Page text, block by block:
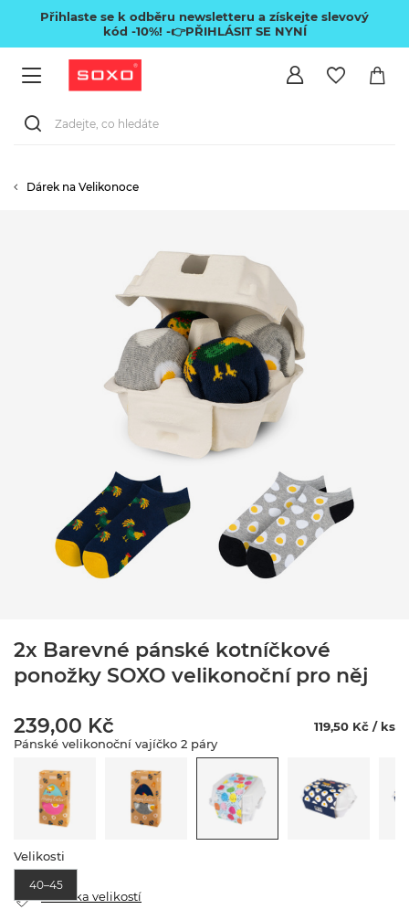
Přihlaste se k odběru newsletteru a získejte slevový
kód -10%! -👉PŘIHLÁSIT SE NYNÍ
Dárek na Velikonoce
2x Barevné pánské kotníčkové
ponožky SOXO velikonoční pro něj
239,00 Kč
119,50 Kč / ks
Pánské velikonoční vajíčko 2 páry
Velikosti
40–45
Tabulka velikostí